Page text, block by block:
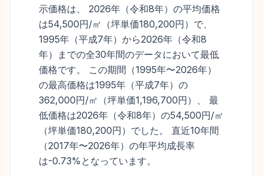
示価格は、 2026年（令和8年）の平均価格
は54,500円/㎡（坪単価180,200円）で、
1995年（平成7年）から2026年（令和8
年）までの全30年間のデータにおいて最低
価格です。 この期間（1995年〜2026年）
の最高価格は1995年（平成7年）の
362,000円/㎡（坪単価1,196,700円）、 最
低価格は2026年（令和8年）の54,500円/㎡
（坪単価180,200円）でした。 直近10年間
（2017年〜2026年）の年平均成長率
は-0.73%となっています。